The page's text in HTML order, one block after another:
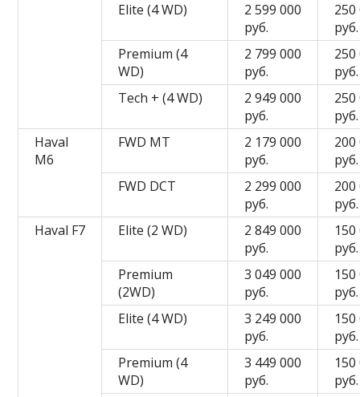
Elite (4 WD)
2 599 000
руб.
250
руб.
Premium (4
WD)
2 799 000
руб.
250
руб.
Tech + (4 WD)
2 949 000
руб.
250
руб.
Haval
M6
FWD MT
2 179 000
руб.
200
руб.
FWD DCT
2 299 000
руб.
200
руб.
Haval F7
Elite (2 WD)
2 849 000
руб.
руб.
Premium
(2WD)
3 049 000
руб.
руб.
Elite (4 WD)
3 249 000
руб.
руб.
Premium (4
WD)
3 449 000
руб.
руб.